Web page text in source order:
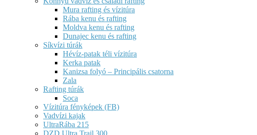
Mura rafting és vízitúra
Rába kenu és rafting
Moldva kenu és rafting
Dunajec kenu és rafting
Síkvízi túrák
Hévíz-patak téli vízitúra
Kerka patak
Kanizsa folyó – Principális csatorna
Zala
Rafting túrák
Soca
Vízitúra fényképek (FB)
Vadvízi kajak
UltraRába 215
DZD Ultra Trail 300